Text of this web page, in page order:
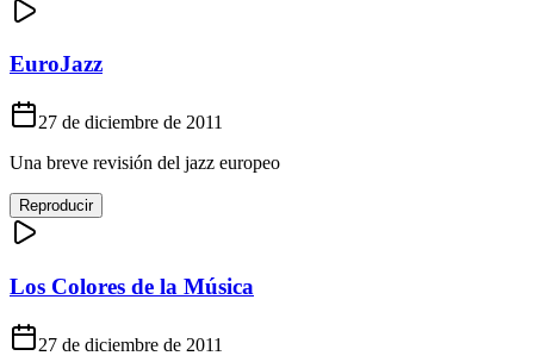
EuroJazz
27 de diciembre de 2011
Una breve revisión del jazz europeo
Reproducir
Los Colores de la Música
27 de diciembre de 2011